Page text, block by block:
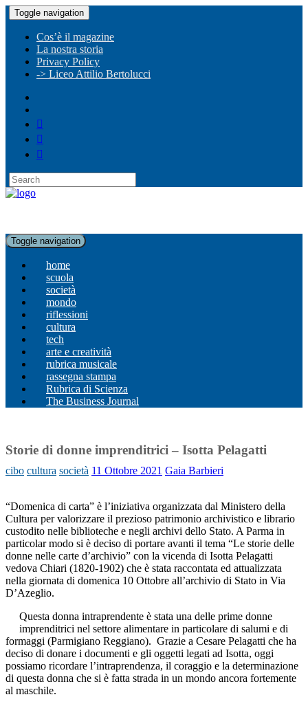
Toggle navigation
Cos’è il magazine
La nostra storia
Privacy Policy
-> Liceo Attilio Bertolucci
Toggle navigation
home
scuola
società
mondo
riflessioni
cultura
tech
arte e creatività
rubrica musicale
rassegna stampa
Rubrica di Scienza
The Business Journal
Storie di donne imprenditrici – Isotta Pelagatti
cibo cultura società 11 Ottobre 2021 Gaia Barbieri
“Domenica di carta” è l’iniziativa organizzata dal Ministero della
Cultura per valorizzare il prezioso patrimonio archivistico e librario
custodito nelle biblioteche e negli archivi dello Stato. A Parma in
particolar modo si è deciso di portare avanti il tema “Le storie delle
donne nelle carte d’archivio” con la vicenda di Isotta Pelagatti
vedova Chiari (1820-1902) che è stata raccontata ed attualizzata
nella giornata di domenica 10 Ottobre all’archivio di Stato in Via
D’Azeglio.
Questa donna intraprendente è stata una delle prime donne
imprenditrici nel settore alimentare in particolare di salumi e di
formaggi (Parmigiano Reggiano). Grazie a Cesare Pelagatti che ha
deciso di donare i documenti e gli oggetti legati ad Isotta, oggi
possiamo ricordare l’intraprendenza, il coraggio e la determinazione
di questa donna che si è fatta strada in un mondo ancora fortemente
al maschile.